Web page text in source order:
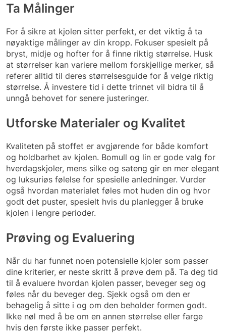
Ta Målinger
For å sikre at kjolen sitter perfekt, er det viktig å ta
nøyaktige målinger av din kropp. Fokuser spesielt på
bryst, midje og hofter for å finne riktig størrelse. Husk
at størrelser kan variere mellom forskjellige merker, så
referer alltid til deres størrelsesguide for å velge riktig
størrelse. Å investere tid i dette trinnet vil bidra til å
unngå behovet for senere justeringer.
Utforske Materialer og Kvalitet
Kvaliteten på stoffet er avgjørende for både komfort
og holdbarhet av kjolen. Bomull og lin er gode valg for
hverdagskjoler, mens silke og sateng gir en mer elegant
og luksuriøs følelse for spesielle anledninger. Vurder
også hvordan materialet føles mot huden din og hvor
godt det puster, spesielt hvis du planlegger å bruke
kjolen i lengre perioder.
Prøving og Evaluering
Når du har funnet noen potensielle kjoler som passer
dine kriterier, er neste skritt å prøve dem på. Ta deg tid
til å evaluere hvordan kjolen passer, beveger seg og
føles når du beveger deg. Sjekk også om den er
behagelig å sitte i og om den beholder formen godt.
Ikke nøl med å be om en annen størrelse eller farge
hvis den første ikke passer perfekt.